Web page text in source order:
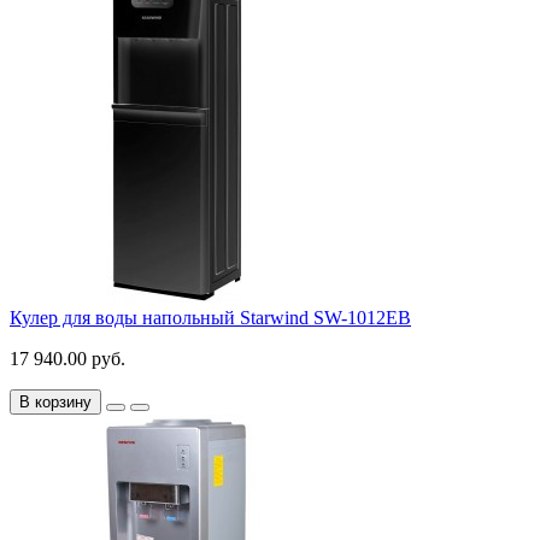
Кулер для воды напольный Starwind SW-1012EB
17 940.00 руб.
В корзину